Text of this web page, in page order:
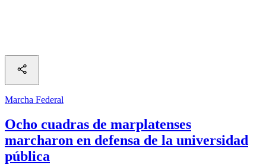
Marcha Federal
Ocho cuadras de marplatenses
marcharon en defensa de la universidad
pública